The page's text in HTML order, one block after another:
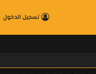
تسجيل الدخول